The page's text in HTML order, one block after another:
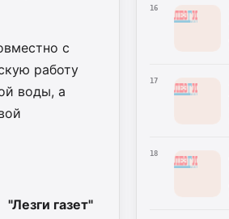
с
работу
воды, а
"Лезги газет"
16
17
18